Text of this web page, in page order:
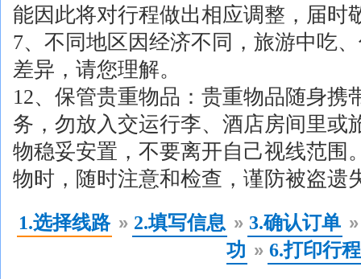
能因此将对行程做出相应调整，届时
7、不同地区因经济不同，旅游中吃
差异，请您理解。
12、保管贵重物品：贵重物品随身携
务，勿放入交运行李、酒店房间里或
物稳妥安置，不要离开自己视线范围
物时，随时注意和检查，谨防被盗遗
1.选择线路 » 2.填写信息 » 3.确认订单 »
功 » 6.打印行